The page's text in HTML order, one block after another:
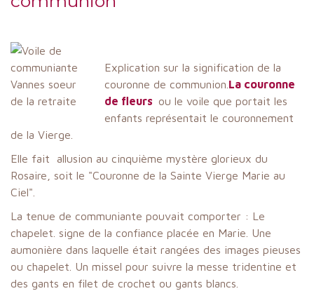
Explication sur la signification de la
couronne de communion. La couronne
de fleurs ou le voile que portait les
enfants représentait le couronnement
de la Vierge.
Elle fait allusion au cinquième mystère glorieux du
Rosaire, soit le "Couronne de la Sainte Vierge Marie au
Ciel".
La tenue de communiante pouvait comporter : Le
chapelet. signe de la confiance placée en Marie. Une
aumonière dans laquelle était rangées des images pieuses
ou chapelet. Un missel pour suivre la messe tridentine et
des gants en filet de crochet ou gants blancs.